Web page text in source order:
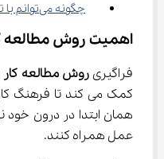
چگونه می‌توانم با تغییرات دروس پایه هفتم هماهنگ شوم؟
اهمیت روش مطالعه
فراگیری روش مطالعه کار
کمک می کند تا فرهنگ
همان ابتدا در درون خود
عمل همراه کنند.